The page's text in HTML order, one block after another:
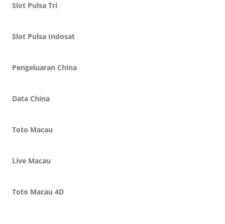
Slot Pulsa Tri
Slot Pulsa Indosat
Pengeluaran China
Data China
Toto Macau
Live Macau
Toto Macau 4D